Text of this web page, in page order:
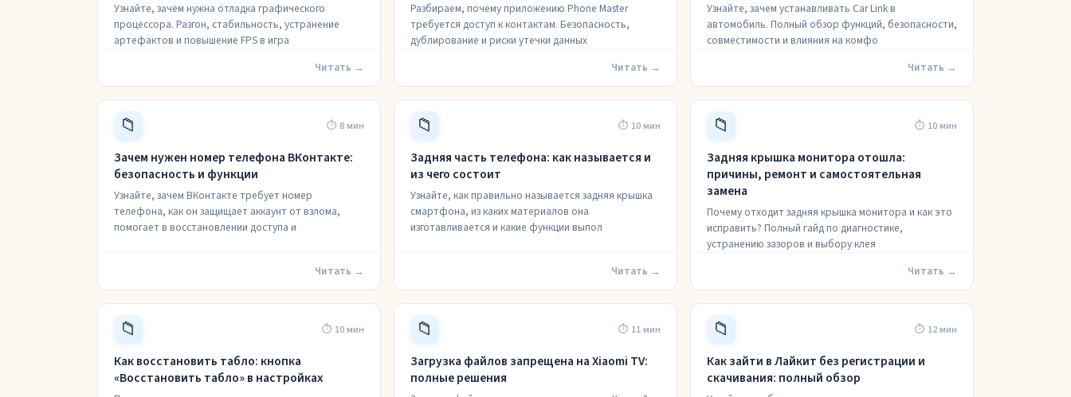
Узнайте, зачем нужна отладка графического
процессора. Разгон, стабильность, устранение
артефактов и повышение FPS в игра
Читать →
Разбираем, почему приложению Phone Master
требуется доступ к контактам. Безопасность,
дублирование и риски утечки данных
Читать →
Узнайте, зачем устанавливать Car Link в
автомобиль. Полный обзор функций, безопасности,
совместимости и влияния на комфо
Читать →
📁 ⏱ 8 мин
Зачем нужен номер телефона ВКонтакте:
безопасность и функции
Узнайте, зачем ВКонтакте требует номер
телефона, как он защищает аккаунт от взлома,
помогает в восстановлении доступа и
Читать →
📁 ⏱ 10 мин
Задняя часть телефона: как называется и
из чего состоит
Узнайте, как правильно называется задняя крышка
смартфона, из каких материалов она
изготавливается и какие функции выпол
Читать →
📁 ⏱ 10 мин
Задняя крышка монитора отошла:
причины, ремонт и самостоятельная
замена
Почему отходит задняя крышка монитора и как это
исправить? Полный гайд по диагностике,
устранению зазоров и выбору клея
Читать →
📁 ⏱ 10 мин
Как восстановить табло: кнопка
«Восстановить табло» в настройках
📁 ⏱ 11 мин
Загрузка файлов запрещена на Xiaomi TV:
полные решения
📁 ⏱ 12 мин
Как зайти в Лайкит без регистрации и
скачивания: полный обзор